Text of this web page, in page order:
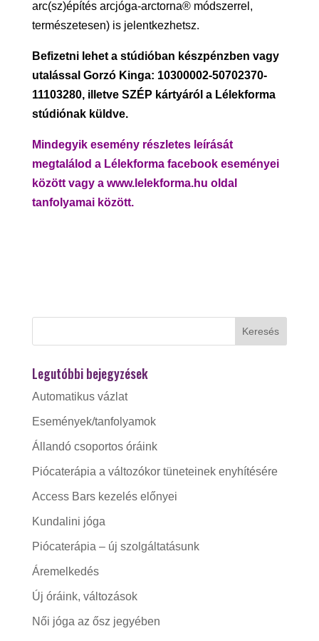
arc(sz)építés arcjóga-arctorna® módszerrel,
természetesen) is jelentkezhetsz.
Befizetni lehet a stúdióban készpénzben vagy
utalással Gorzó Kinga: 10300002-50702370-
11103280, illetve SZÉP kártyáról a Lélekforma
stúdiónak küldve.
Mindegyik esemény részletes leírását
megtalálod a Lélekforma facebook eseményei
között vagy a www.lelekforma.hu oldal
tanfolyamai között.
Legutóbbi bejegyzések
Automatikus vázlat
Események/tanfolyamok
Állandó csoportos óráink
Piócaterápia a változókor tüneteinek enyhítésére
Access Bars kezelés előnyei
Kundalini jóga
Piócaterápia – új szolgáltatásunk
Áremelkedés
Új óráink, változások
Női jóga az ősz jegyében